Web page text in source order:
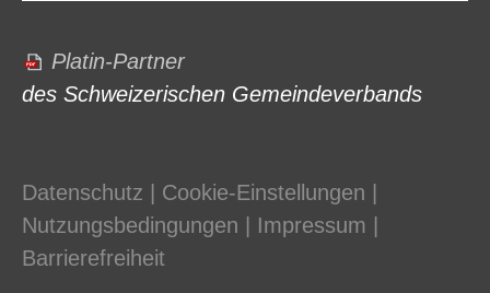
Platin-Partner
des Schweizerischen Gemeindeverbands
Datenschutz Cookie-Einstellungen
Nutzungsbedingungen
Impressum
Barrierefreiheit